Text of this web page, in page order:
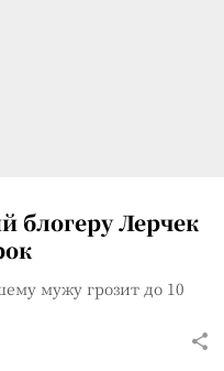
блогеру Лерчек
мужу грозит до 10